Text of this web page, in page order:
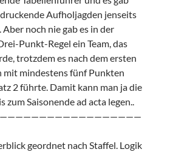
Aufholjagden jenseits
noch nie gab es in der
Punkt-Regel ein Team, das
trotzdem es nach dem ersten
mit mindestens fünf Punkten
2 führte. Damit kann man ja die
zum Saisonende ad acta legen..
geordnet nach Staffel. Logik